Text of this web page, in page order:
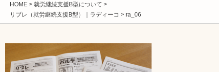
HOME > 就労継続支援B型について >
リブレ（就労継続支援B型）｜ラディーコ > ra_06